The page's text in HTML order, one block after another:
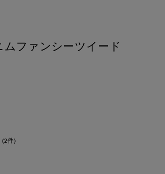
ファンシーツイード
(2件)